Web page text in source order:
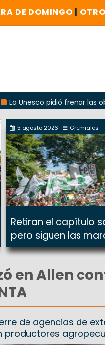
DE DOMINGO |
pidió frenar las obras del
5 agosto 2026 Gremiales
Retiran el capítulo
pero siguen las
en Allen
de agencias de
productores